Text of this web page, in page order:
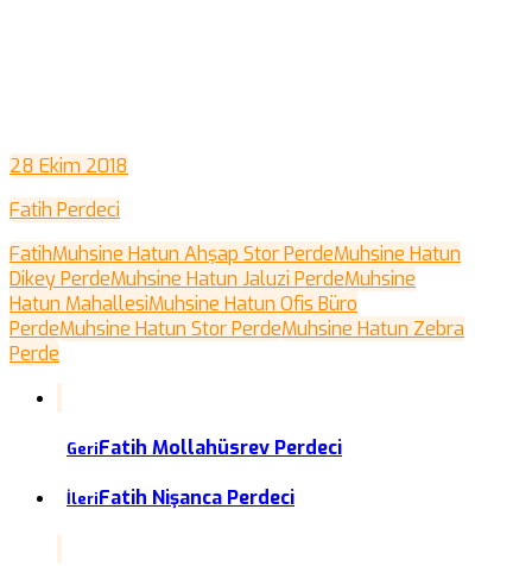
28 Ekim 2018
Fatih Perdeci
FatihMuhsine Hatun Ahşap Stor PerdeMuhsine Hatun
Dikey PerdeMuhsine Hatun Jaluzi PerdeMuhsine
Hatun MahallesiMuhsine Hatun Ofis Büro
PerdeMuhsine Hatun Stor PerdeMuhsine Hatun Zebra
Perde
GeriFatih Mollahüsrev Perdeci
İleriFatih Nişanca Perdeci